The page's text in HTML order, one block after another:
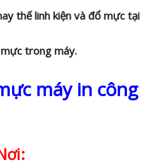
thế linh kiện và đổ mực
trong máy.
máy in